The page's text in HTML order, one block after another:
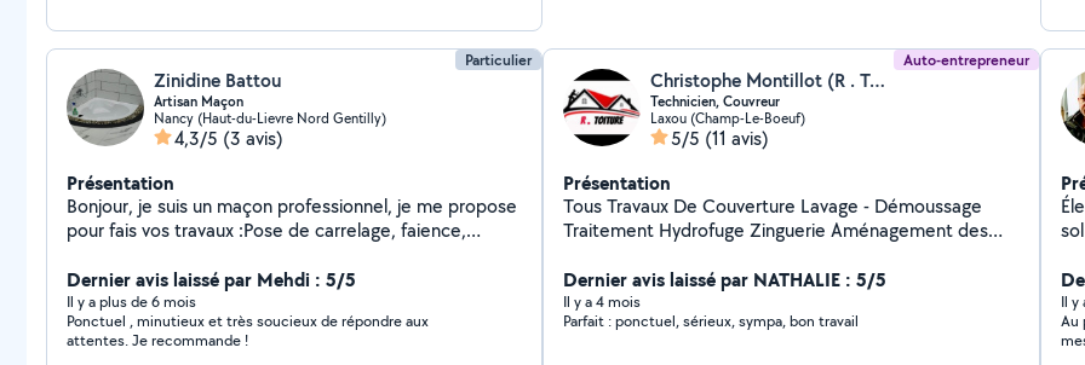
Particulier
Zinidine Battou
Artisan Maçon
Nancy (Haut-du-Lievre Nord Gentilly)
4,3/5 (3 avis)
Présentation
Bonjour, je suis un maçon professionnel, je me propose
pour fais vos travaux :Pose de carrelage, faience,
tout travaux de rénovation
Dernier avis laissé par Mehdi : 5/5
Il y a plus de 6 mois
Ponctuel , minutieux et très soucieux de répondre aux
attentes. Je recommande !
Auto-entrepreneur
Christophe Montillot (R . Toiture)
Technicien, Couvreur
Laxou (Champ-Le-Boeuf)
5/5 (11 avis)
Présentation
Tous Travaux De Couverture Lavage - Démoussage
Traitement Hydrofuge Zinguerie Aménagement des
Dernier avis laissé par NATHALIE : 5/5
Il y a 4 mois
Parfait : ponctuel, sérieux, sympa, bon travail
Il y
Au